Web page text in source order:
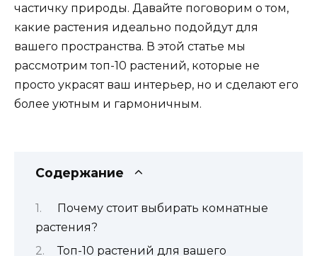
частичку природы. Давайте поговорим о том,
какие растения идеально подойдут для
вашего пространства. В этой статье мы
рассмотрим топ-10 растений, которые не
просто украсят ваш интерьер, но и сделают его
более уютным и гармоничным.
Содержание
Почему стоит выбирать комнатные
растения?
Топ-10 растений для вашего